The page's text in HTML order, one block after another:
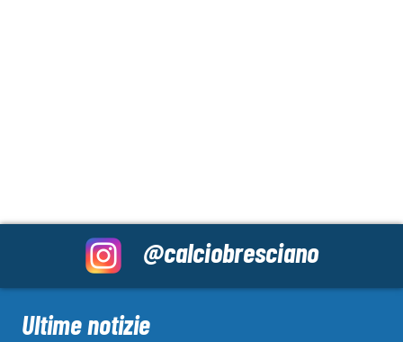
@calciobresciano
Ultime notizie